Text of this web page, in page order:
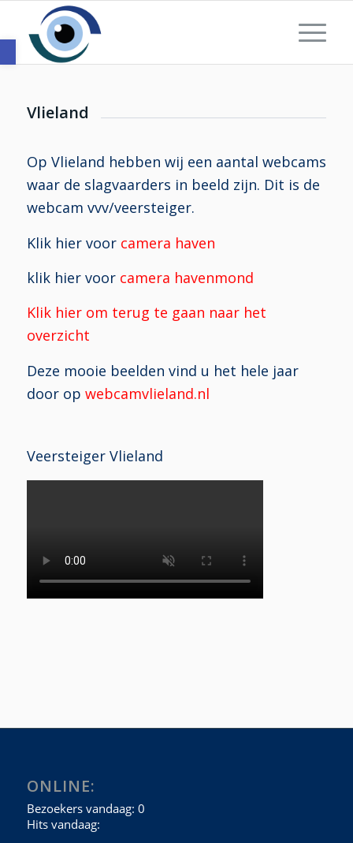
Toolbar openen
Vlieland
Op Vlieland hebben wij een aantal webcams
waar de slagvaarders in beeld zijn. Dit is de
webcam vvv/veersteiger.
Klik hier voor camera haven
klik hier voor camera havenmond
Klik hier om terug te gaan naar het
overzicht
Deze mooie beelden vind u het hele jaar
door op webcamvlieland.nl
Veersteiger Vlieland
ONLINE: